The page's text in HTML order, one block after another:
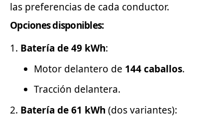
las preferencias de cada conductor.
Opciones disponibles:
Batería de 49 kWh:
Motor delantero de 144 caballos.
Tracción delantera.
Batería de 61 kWh (dos variantes):